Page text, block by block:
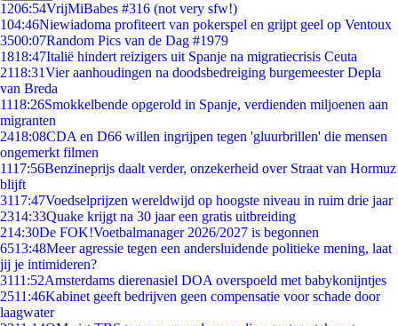
1206:54VrijMiBabes #316 (not very sfw!)
104:46Niewiadoma profiteert van pokerspel en grijpt geel op Ventoux
3500:07Random Pics van de Dag #1979
1818:47Italië hindert reizigers uit Spanje na migratiecrisis Ceuta
2118:31Vier aanhoudingen na doodsbedreiging burgemeester Depla
van Breda
1118:26Smokkelbende opgerold in Spanje, verdienden miljoenen aan
migranten
2418:08CDA en D66 willen ingrijpen tegen 'gluurbrillen' die mensen
ongemerkt filmen
1117:56Benzineprijs daalt verder, onzekerheid over Straat van Hormuz
blijft
3117:47Voedselprijzen wereldwijd op hoogste niveau in ruim drie jaar
2314:33Quake krijgt na 30 jaar een gratis uitbreiding
214:30De FOK!Voetbalmanager 2026/2027 is begonnen
6513:48Meer agressie tegen een andersluidende politieke mening, laat
jij je intimideren?
3111:52Amsterdams dierenasiel DOA overspoeld met babykonijntjes
2511:46Kabinet geeft bedrijven geen compensatie voor schade door
laagwater